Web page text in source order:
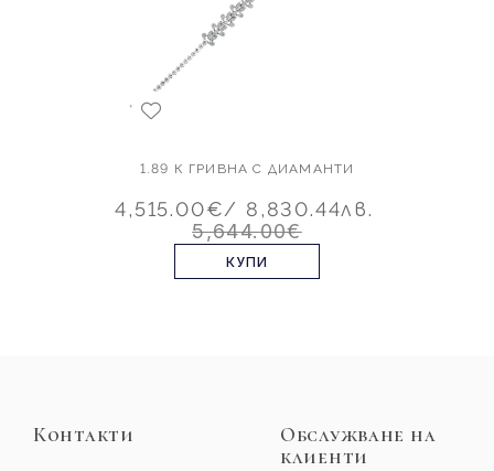
1.89 К ГРИВНА С ДИАМАНТИ
4,515.00€/ 8,830.44лв.
5,644.00€
КУПИ
Контакти
Обслужване на
клиенти